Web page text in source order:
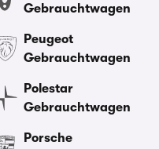
Gebrauchtwagen
Peugeot
Gebrauchtwagen
Polestar
Gebrauchtwagen
Porsche